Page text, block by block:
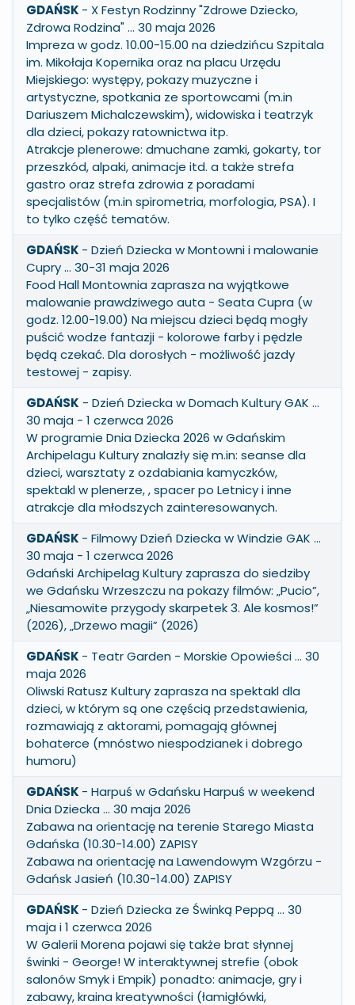
GDAŃSK - X Festyn Rodzinny "Zdrowe Dziecko,
Zdrowa Rodzina" … 30 maja 2026
Impreza w godz. 10.00-15.00 na dziedzińcu Szpitala
im. Mikołaja Kopernika oraz na placu Urzędu
Miejskiego: występy, pokazy muzyczne i
artystyczne, spotkania ze sportowcami (m.in
Dariuszem Michalczewskim), widowiska i teatrzyk
dla dzieci, pokazy ratownictwa itp.
Atrakcje plenerowe: dmuchane zamki, gokarty, tor
przeszkód, alpaki, animacje itd. a także strefa
gastro oraz strefa zdrowia z poradami
specjalistów (m.in spirometria, morfologia, PSA). I
to tylko część tematów.
GDAŃSK - Dzień Dziecka w Montowni i malowanie
Cupry … 30-31 maja 2026
Food Hall Montownia zaprasza na wyjątkowe
malowanie prawdziwego auta - Seata Cupra (w
godz. 12.00-19.00) Na miejscu dzieci będą mogły
puścić wodze fantazji - kolorowe farby i pędzle
będą czekać. Dla dorosłych - możliwość jazdy
testowej - zapisy.
GDAŃSK - Dzień Dziecka w Domach Kultury GAK …
30 maja - 1 czerwca 2026
W programie Dnia Dziecka 2026 w Gdańskim
Archipelagu Kultury znalazły się m.in: seanse dla
dzieci, warsztaty z ozdabiania kamyczków,
spektakl w plenerze, , spacer po Letnicy i inne
atrakcje dla młodszych zainteresowanych.
GDAŃSK - Filmowy Dzień Dziecka w Windzie GAK ...
30 maja - 1 czerwca 2026
Gdański Archipelag Kultury zaprasza do siedziby
we Gdańsku Wrzeszczu na pokazy filmów: „Pucio”,
„Niesamowite przygody skarpetek 3. Ale kosmos!”
(2026), „Drzewo magii” (2026)
GDAŃSK - Teatr Garden - Morskie Opowieści … 30
maja 2026
Oliwski Ratusz Kultury zaprasza na spektakl dla
dzieci, w którym są one częścią przedstawienia,
rozmawiają z aktorami, pomagają głównej
bohaterce (mnóstwo niespodzianek i dobrego
humoru)
GDAŃSK - Harpuś w Gdańsku Harpuś w weekend
Dnia Dziecka … 30 maja 2026
Zabawa na orientację na terenie Starego Miasta
Gdańska (10.30-14.00) ZAPISY
Zabawa na orientację na Lawendowym Wzgórzu -
Gdańsk Jasień (10.30-14.00) ZAPISY
GDAŃSK - Dzień Dziecka ze Świnką Peppą … 30
maja i 1 czerwca 2026
W Galerii Morena pojawi się także brat słynnej
świnki - George! W interaktywnej strefie (obok
salonów Smyk i Empik) ponadto: animacje, gry i
zabawy, kraina kreatywności (łamigłówki,